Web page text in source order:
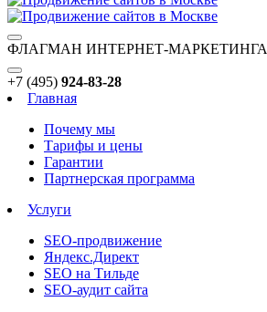
ФЛАГМАН ИНТЕРНЕТ-МАРКЕТИНГА
+7 (495) 924-83-28
Главная
Почему мы
Тарифы и цены
Гарантии
Партнерская программа
Услуги
SEO-продвижение
Яндекс.Директ
SEO на Тильде
SEO-аудит сайта